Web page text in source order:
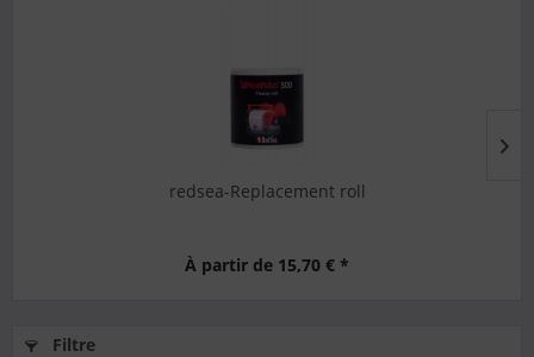
redsea-Replacement roll
À partir de 15,70 € *
Filtre